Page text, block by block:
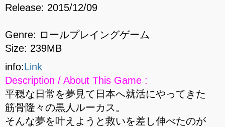
Release: 2015/12/09
Genre: ロールプレイングゲーム
Size: 239MB
info:Link
Description / About This Game :
平穏な日常を夢見て日本へ就活にやってきた
筋骨隆々の黒人ルーカス。
そんな夢を叶えようと救いを差し伸べたのが